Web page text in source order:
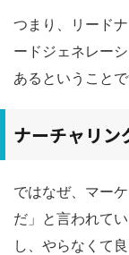
つまり、リード
ードジェネレー
あるということで
ナーチャリン
ではなぜ、マー
だ」と言われて
し、やらなくて